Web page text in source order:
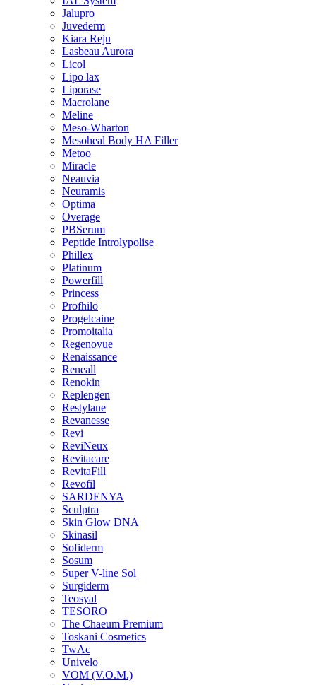
Jalupro
Juvederm
Kiara Reju
Lasbeau Aurora
Licol
Lipo lax
Liporase
Macrolane
Meline
Meso-Wharton
Mesoheal Body HA Filler
Metoo
Miracle
Neauvia
Neuramis
Optima
Overage
PBSerum
Peptide Introlypolise
Phillex
Platinum
Powerfill
Princess
Profhilo
Progelcaine
Promoitalia
Regenovue
Renaissance
Reneall
Renokin
Replengen
Restylane
Revanesse
Revi
ReviNeux
Revitacare
RevitaFill
Revofil
SARDENYA
Sculptra
Skin Glow DNA
Skinasil
Sofiderm
Sosum
Super V-line Sol
Surgiderm
Teosyal
TESORO
The Chaeum Premium
Toskani Cosmetics
TwAc
Univelo
VOM (V.O.M.)